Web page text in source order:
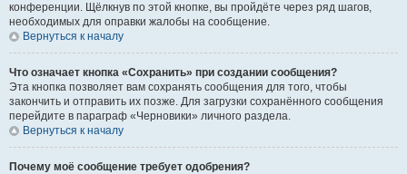
конференции. Щёлкнув по этой кнопке, вы пройдёте через ряд шагов,
необходимых для оправки жалобы на сообщение.
Вернуться к началу
Что означает кнопка «Сохранить» при создании сообщения?
Эта кнопка позволяет вам сохранять сообщения для того, чтобы
закончить и отправить их позже. Для загрузки сохранённого сообщения
перейдите в параграф «Черновики» личного раздела.
Вернуться к началу
Почему моё сообщение требует одобрения?